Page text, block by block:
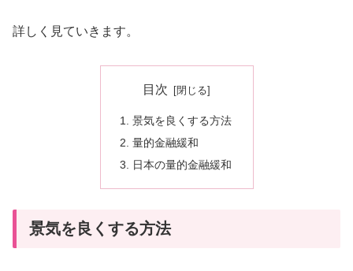
詳しく見ていきます。
目次
景気を良くする方法
量的金融緩和
日本の量的金融緩和
景気を良くする方法